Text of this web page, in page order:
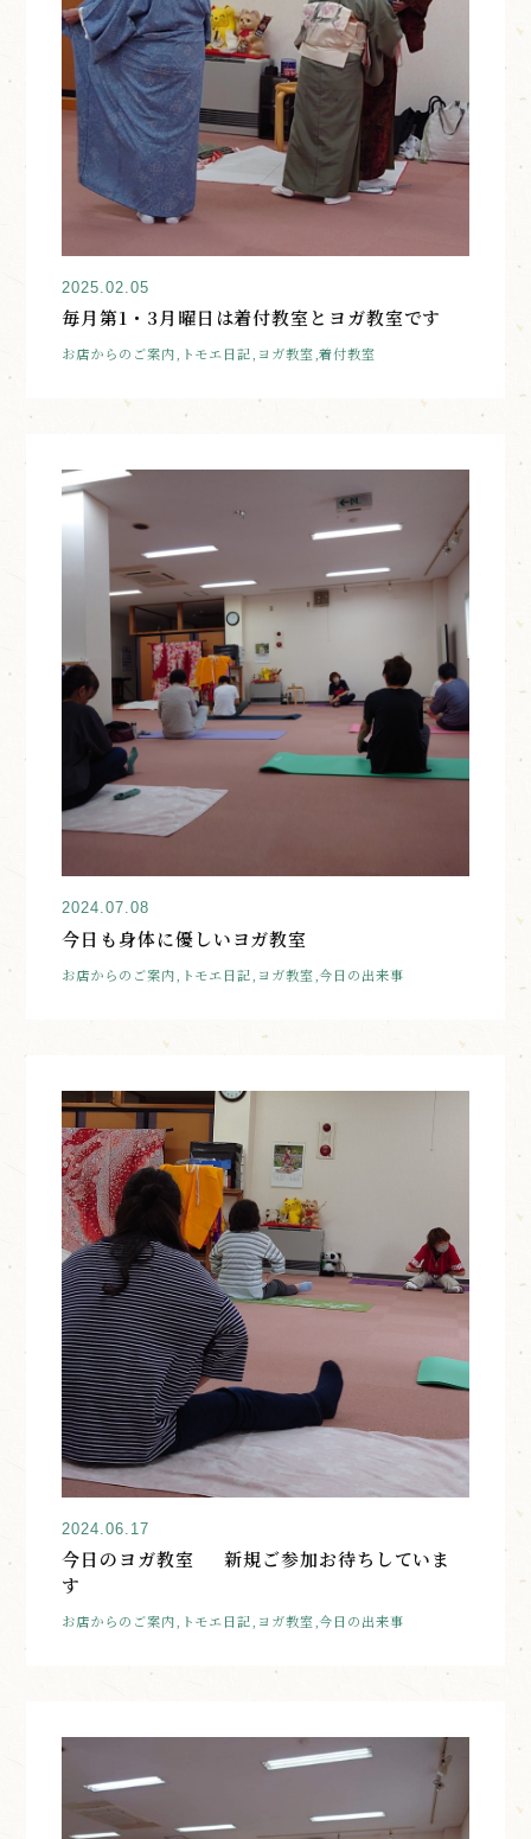
2025.02.05
毎月第1・3月曜日は着付教室とヨガ教室です
お店からのご案内,トモエ日記,ヨガ教室,着付教室
2024.07.08
今日も身体に優しいヨガ教室
お店からのご案内,トモエ日記,ヨガ教室,今日の出来事
2024.06.17
今日のヨガ教室 新規ご参加お待ちしていま
す
お店からのご案内,トモエ日記,ヨガ教室,今日の出来事